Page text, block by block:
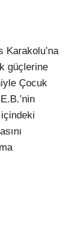
Karakolu’na
güçlerine
Çocuk